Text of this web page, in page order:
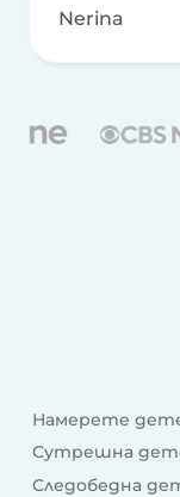
Nerina
Намерете
Сутрешна
Следобедна